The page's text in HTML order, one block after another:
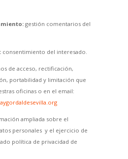
gestión comentarios del
consentimiento del interesado.
de acceso, rectificación,
portabilidad y limitación que
oficinas o en el email:
ampliada sobre el
personales y el ejercicio de
política de privacidad de